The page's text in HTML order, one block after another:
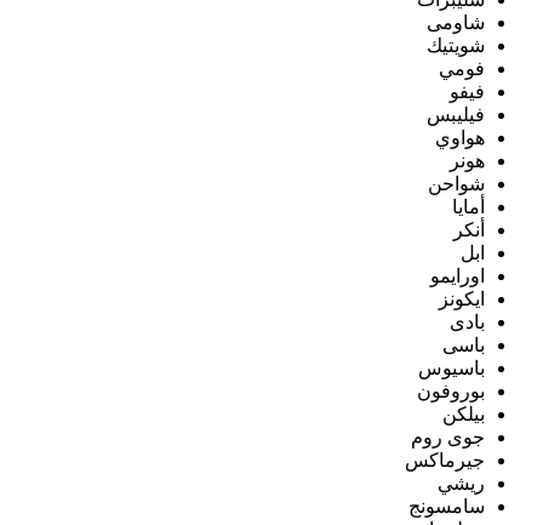
شاومى
شويتيك
فومي
فيفو
فيليبس
هواوي
هونر
شواحن
أمايا
أنكر
ابل
اورايمو
ايكونز
بادى
باسى
باسيوس
بوروفون
بيلكن
جوى روم
جيرماكس
ريشي
سامسونج